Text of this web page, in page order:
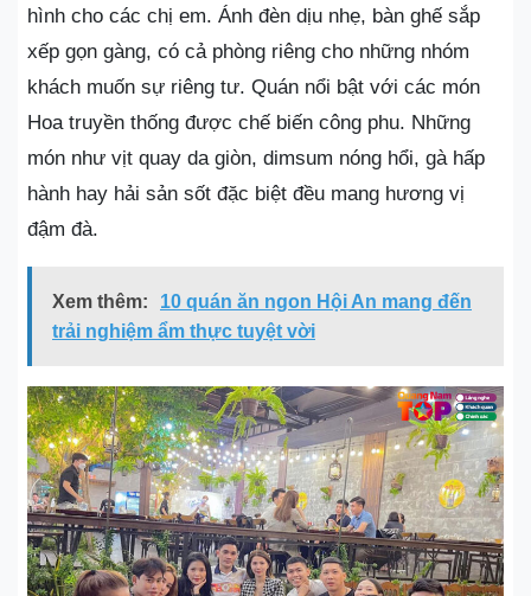
hình cho các chị em. Ánh đèn dịu nhẹ, bàn ghế sắp
xếp gọn gàng, có cả phòng riêng cho những nhóm
khách muốn sự riêng tư. Quán nổi bật với các món
Hoa truyền thống được chế biến công phu. Những
món như vịt quay da giòn, dimsum nóng hổi, gà hấp
hành hay hải sản sốt đặc biệt đều mang hương vị
đậm đà.
Xem thêm:
10 quán ăn ngon Hội An mang đến
trải nghiệm ẩm thực tuyệt vời